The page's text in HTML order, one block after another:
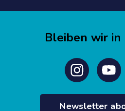
Bleiben wir in
Instagram
Newsletter